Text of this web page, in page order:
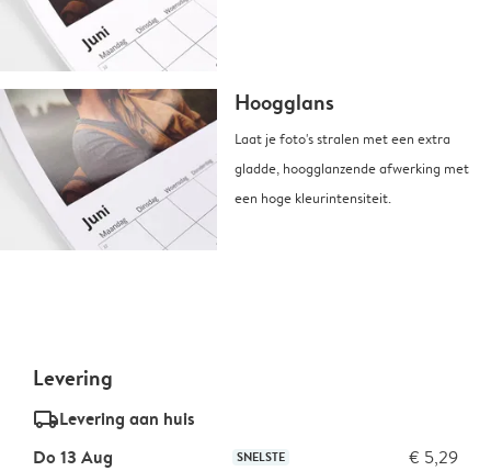
Hoogglans
Laat je foto's stralen met een extra
gladde, hoogglanzende afwerking met
een hoge kleurintensiteit.
Levering
delivery_standard_v2Levering aan huis
Do 13 Aug
SNELSTE € 5,29